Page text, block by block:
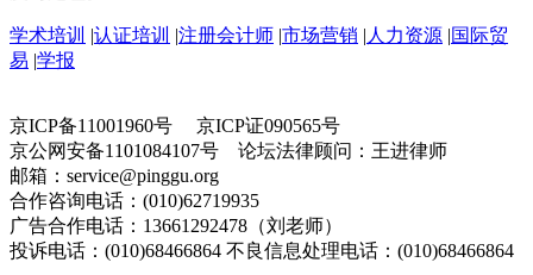
学术培训 |认证培训 |注册会计师 |市场营销 | 人力资源 |国际贸
易 |学报
京ICP备11001960号 京ICP证090565号
京公网安备1101084107号 论坛法律顾问：王进律师
邮箱：service@pinggu.org
合作咨询电话：(010)62719935
广告合作电话：13661292478（刘老师）
投诉电话：(010)68466864 不良信息处理电话：(010)68466864